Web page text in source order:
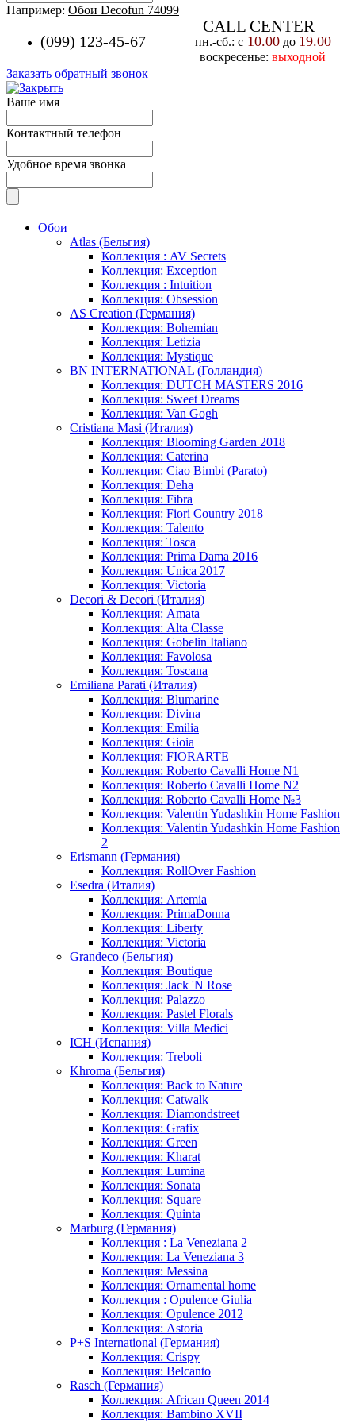
Например: Обои Decofun 74099
(099) 123-45-67
CALL CENTER
пн.-cб.: с10.00до 19.00
воскресенье: выходной
Заказать обратный звонок
Ваше имя
Контактный телефон
Удобное время звонка
Обои
Atlas (Бельгия)
Коллекция : AV Secrets
Коллекция: Exception
Коллекция : Intuition
Коллекция: Obsession
AS Creation (Германия)
Коллекция: Bohemian
Коллекция: Letizia
Коллекция: Mystique
BN INTERNATIONAL (Голландия)
Коллекция: DUTCH MASTERS 2016
Коллекция: Sweet Dreams
Коллекция: Van Gogh
Cristiana Masi (Италия)
Коллекция: Blooming Garden 2018
Коллекция: Caterina
Коллекция: Ciao Bimbi (Parato)
Коллекция: Deha
Коллекция: Fibra
Коллекция: Fiori Country 2018
Коллекция: Talento
Коллекция: Tosca
Коллекция: Prima Dama 2016
Коллекция: Unica 2017
Коллекция: Victoria
Decori & Decori (Италия)
Коллекция: Amata
Коллекция: Alta Classe
Коллекция: Gobelin Italiano
Коллекция: Favolosa
Коллекция: Toscana
Emiliana Parati (Италия)
Коллекция: Blumarine
Коллекция: Divina
Коллекция: Emilia
Коллекция: Gioia
Коллекция: FIORARTE
Коллекция: Roberto Cavalli Home N1
Коллекция: Roberto Cavalli Home N2
Коллекция: Roberto Cavalli Home №3
Коллекция: Valentin Yudashkin Home Fashion
Коллекция: Valentin Yudashkin Home Fashion
2
Erismann (Германия)
Коллекция: RollOver Fashion
Esedra (Италия)
Коллекция: Artemia
Коллекция: PrimaDonna
Коллекция: Liberty
Коллекция: Victoria
Grandeco (Бельгия)
Коллекция: Boutique
Коллекция: Jack 'N Rose
Коллекция: Palazzo
Коллекция: Pastel Florals
Коллекция: Villa Medici
ICH (Испания)
Коллекция: Treboli
Khroma (Бельгия)
Коллекция: Back to Nature
Коллекция: Catwalk
Коллекция: Diamondstreet
Коллекция: Grafix
Коллекция: Green
Коллекция: Kharat
Коллекция: Lumina
Коллекция: Sonata
Коллекция: Square
Коллекция: Quinta
Marburg (Германия)
Коллекция : La Veneziana 2
Коллекция: La Veneziana 3
Коллекция: Messina
Коллекция: Ornamental home
Коллекция : Opulence Giulia
Коллекция: Opulence 2012
Коллекция: Astoria
P+S International (Германия)
Коллекция: Crispy
Коллекция: Belcanto
Rasch (Германия)
Коллекция: African Queen 2014
Коллекция: Bambino XVII